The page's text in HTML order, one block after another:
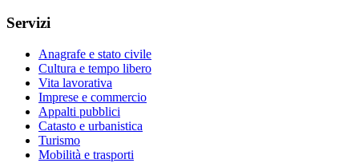
Servizi
Anagrafe e stato civile
Cultura e tempo libero
Vita lavorativa
Imprese e commercio
Appalti pubblici
Catasto e urbanistica
Turismo
Mobilità e trasporti